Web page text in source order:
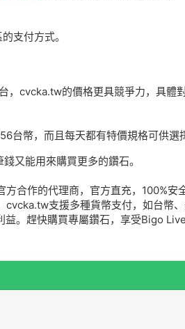
支付方式。
，cvcka.tw的價格更具競爭力，具體對
台幣，而且每天都有特價規格可供選
又能用來購買更多的鑽石。
合作的代理商，官方直充，100%安
支援多種貨幣支付，如台幣
。趕快購買專屬鑽石，享受Bigo Live